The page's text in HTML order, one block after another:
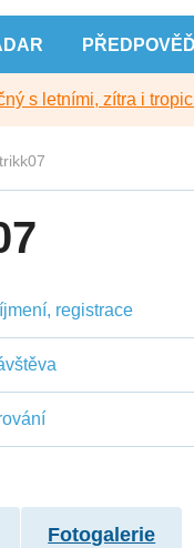
PŘEDPOVĚĎ
s letními, zítra i
registrace
Fotogalerie